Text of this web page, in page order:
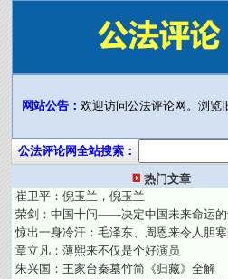
网站公告： 欢迎访问公法评论网。浏览
公法评论网全站搜索：
热门文章
崔卫平：倪玉兰，倪玉兰
荣剑：中国十问——决定中国未来命运的
惊出一身冷汗：毛泽东、周恩来令人胆
章立凡：薄熙来不仅是个好演员
朱兴国：王家台秦墓竹简《归藏》全解